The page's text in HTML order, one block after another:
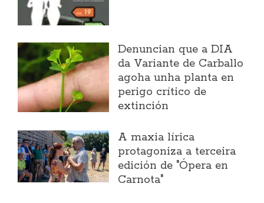
Denuncian que a DIA
da Variante de Carballo
agoha unha planta en
perigo crítico de
extinción
A maxia lírica
protagoniza a terceira
edición de "Ópera en
Carnota"